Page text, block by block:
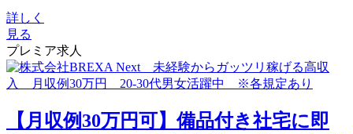
詳しく
見る
プレミア求人
【月収例30万円可】備品付き社宅に即